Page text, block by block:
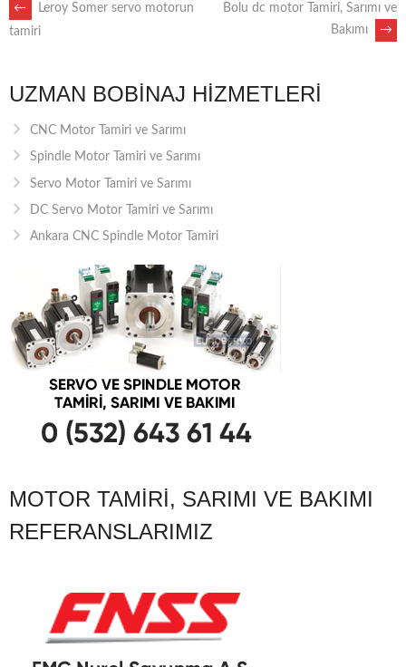
POST
←
Leroy Somer servo motorun
tamiri
Bolu dc motor Tamiri, Sarımı ve
Bakımı
→
UZMAN BOBINAJ HIZMETLERI
CNC Motor Tamiri ve Sarımı
Spindle Motor Tamiri ve Sarımı
Servo Motor Tamiri ve Sarımı
DC Servo Motor Tamiri ve Sarımı
Ankara CNC Spindle Motor Tamiri
MOTOR TAMIRI, SARIMI VE BAKIMI
REFERANSLARIMIZ